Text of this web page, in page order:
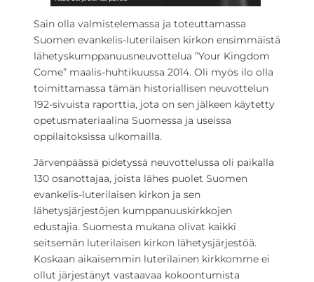
Sain olla valmistelemassa ja toteuttamassa
Suomen evankelis-luterilaisen kirkon ensimmäistä
lähetyskumppanuusneuvottelua ”Your Kingdom
Come” maalis-huhtikuussa 2014. Oli myös ilo olla
toimittamassa tämän historiallisen neuvottelun
192-sivuista raporttia, jota on sen jälkeen käytetty
opetusmateriaalina Suomessa ja useissa
oppilaitoksissa ulkomailla.
Järvenpäässä pidetyssä neuvottelussa oli paikalla
130 osanottajaa, joista lähes puolet Suomen
evankelis-luterilaisen kirkon ja sen
lähetysjärjestöjen kumppanuuskirkkojen
edustajia. Suomesta mukana olivat kaikki
seitsemän luterilaisen kirkon lähetysjärjestöä.
Koskaan aikaisemmin luterilainen kirkkomme ei
ollut järjestänyt vastaavaa kokoontumista